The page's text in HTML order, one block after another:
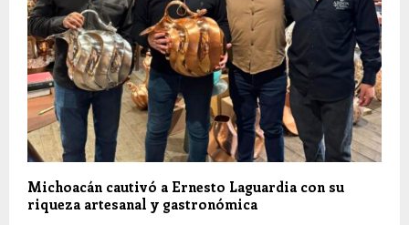
Michoacán cautivó a Ernesto Laguardia con su
riqueza artesanal y gastronómica